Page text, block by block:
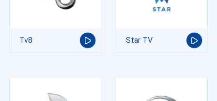
Tv8 Star TV